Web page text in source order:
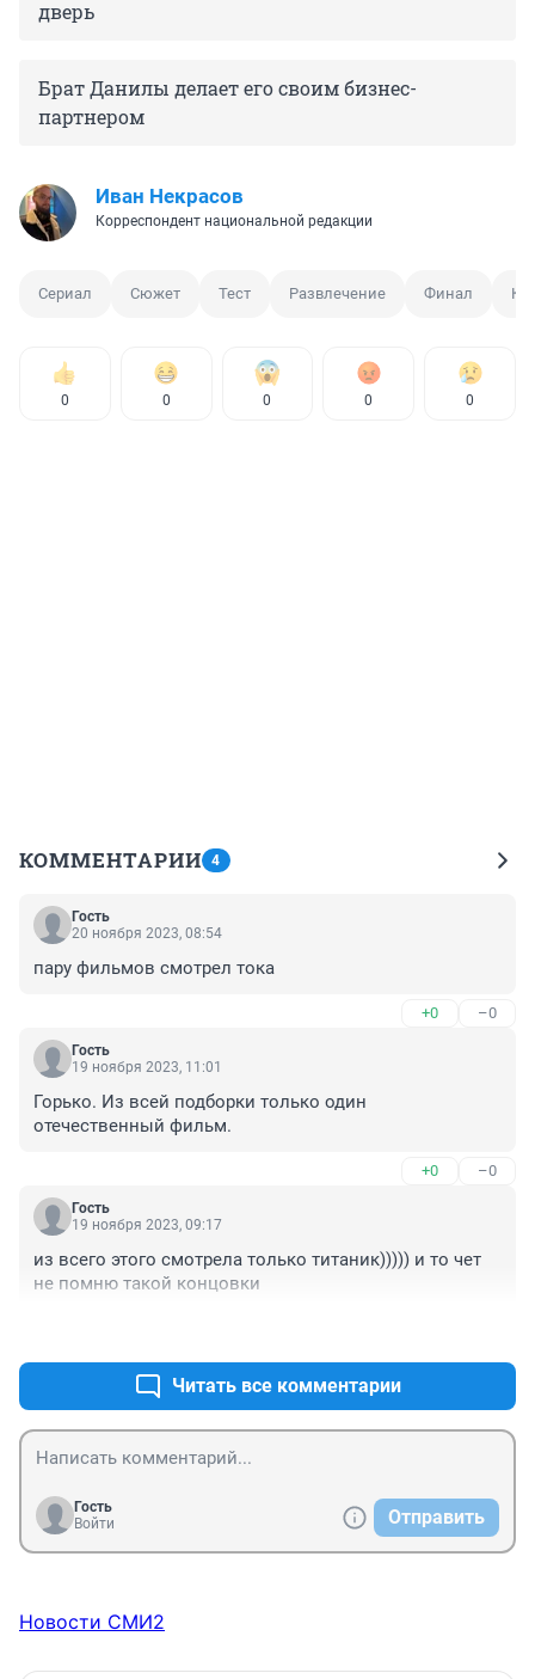
дверь
Брат Данилы делает его своим бизнес-
партнером
Иван Некрасов
Корреспондент национальной редакции
Сериал Сюжет Тест Развлечение Финал
0 0 0 0 0
КОММЕНТАРИИ 4
Гость
20 ноября 2023, 08:54
пару фильмов смотрел тока
+0 –0
Гость
19 ноября 2023, 11:01
Горько. Из всей подборки только один
отечественный фильм.
+0 –0
Гость
19 ноября 2023, 09:17
из всего этого смотрела только титаник))))) и то чет
не помню такой концовки
Читать все комментарии
Гость
Войти
Отправить
Новости СМИ2